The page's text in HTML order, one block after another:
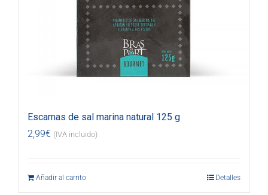
Escamas de sal marina natural 125 g
2,99€ (IVA incluido)
Añadir al carrito Detalles